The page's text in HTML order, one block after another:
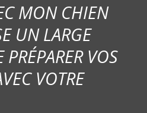
MON CHIEN
UN LARGE
VOS
VOTRE